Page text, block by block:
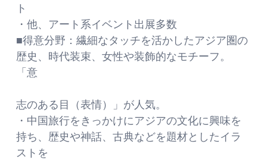
ト
・他、アート系イベント出展多数
■得意分野：繊細なタッチを活かしたアジア圏の
歴史、時代装束、女性や装飾的なモチーフ。
「意
志のある目（表情）」が人気。
・中国旅行をきっかけにアジアの文化に興味を
持ち、歴史や神話、古典などを題材としたイラ
ストを